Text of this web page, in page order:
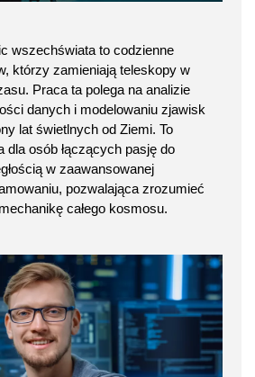
wszechświata to codzienne
którzy zamieniają teleskopy w
Praca ta polega na analizie
danych i modelowaniu zjawisk
lat świetlnych od Ziemi. To
osób łączących pasję do
w zaawansowanej
pozwalająca zrozumieć
całego kosmosu.